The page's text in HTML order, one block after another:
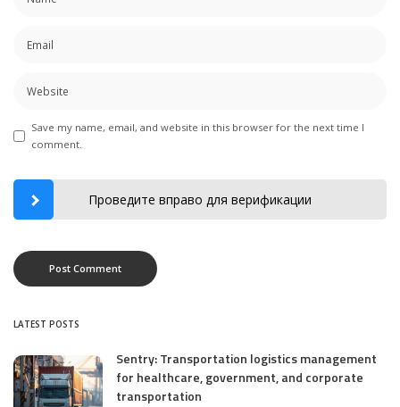
Save my name, email, and website in this browser for the next time I
comment.
Проведите вправо для верификации
LATEST POSTS
Sentry: Transportation logistics management
for healthcare, government, and corporate
transportation